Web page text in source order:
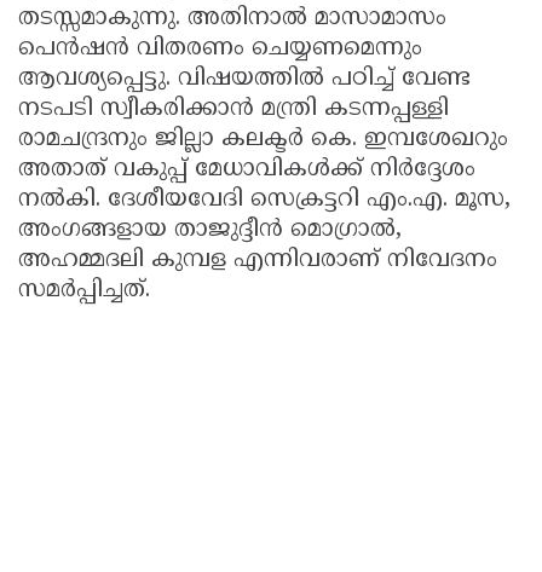
തടസ്സമാകുന്നു. അതിനാൽ മാസാമാസം
പെൻഷൻ വിതരണം ചെയ്യണമെന്നും
ആവശ്യപ്പെട്ടു. വിഷയത്തിൽ പഠിച്ച് വേണ്ട
നടപടി സ്വീകരിക്കാൻ മന്ത്രി കടന്നപ്പള്ളി
രാമചന്ദ്രനും ജില്ലാ കലക്ടർ കെ. ഇമ്പശേഖറും
അതാത് വകുപ്പ് മേധാവികൾക്ക് നിർദ്ദേശം
നൽകി. ദേശീയവേദി സെക്രട്ടറി എം.എ. മൂസ,
അംഗങ്ങളായ താജുദ്ദീൻ മൊഗ്രാൽ,
അഹമ്മദലി കുമ്പള എന്നിവരാണ് നിവേദനം
സമർപ്പിച്ചത്.